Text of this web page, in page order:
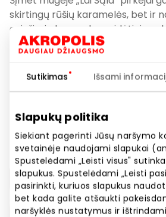
Sutikimas Išsami
Slapukų politika
Siekiant pagerinti Jūsų naršymo
svetainėje naudojami slapukai
Spustelėdami „Leisti visus"
slapukus. Spustelėdami „Leisti
pasirinkti, kuriuos slapukus
bet kada galite atšaukti
naršyklės nustatymus ir
skirtingų rūšių karamelės, bet ir
avinžirnių kremą be pridėtinio
minkštainius – 4 skirtingų rūšių
saldainius dėžutėse. Dar viena šių
datulių karamelinė plytelė
Kaip ir kasmet, pirkėjų laukia ir iš
dovanų rinkiniai, kad
lengvesnis.